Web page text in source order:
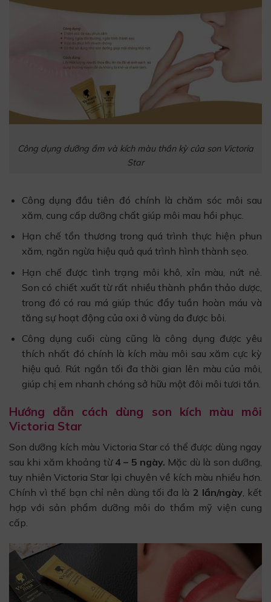
Công dụng dưỡng ẩm và kích màu thần kỳ của son Victoria
Star
Công dụng đầu tiên đó chính là chăm sóc môi sau
xăm, cung cấp dưỡng chất giúp môi mau hồi phục.
Hạn chế tổn thương trong quá trình thực hiện phun
xăm, ngăn ngừa hiệu quả quá trình hình thành sẹo.
Hạn chế được tình trạng môi khô, xỉn màu, nứt nẻ.
Son có chiết xuất từ rất nhiều thành phần thảo dược,
trong đó có rau má giúp thúc đẩy tuần hoàn máu và
tăng sự hoạt động của oxi ở vùng da được bôi.
Công dụng cuối cùng cũng là công dụng được yêu
thích nhất đó chính là kích màu môi sau xăm cực kỳ
hiệu quả. Rút ngắn tối đa thời gian lên màu của môi,
giúp chị em nhanh chóng sở hữu một đôi môi tươi tắn.
Hướng dẫn cách dùng son kích màu môi
Victoria Star
Son dưỡng kích màu Victoria Star có thể được dùng ngay
sau khi xăm khoảng từ 4 – 5 ngày. Mặc dù là son dưỡng,
tuy nhiên Victoria Star lại chuyên về kích màu nhiều hơn.
Chính vì thế bạn chỉ nên dùng tối đa là 2 lần/ngày, kết
hợp với sản phẩm dưỡng môi do thẩm mỹ viện cung
cấp.